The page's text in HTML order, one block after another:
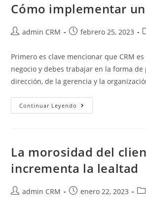
Cómo implementar un
admin CRM febrero 25, 2023
Primero es clave mencionar que CRM
negocio y debes trabajar en la forma de
dirección, de la gerencia y la
Continuar Leyendo
La morosidad del
incrementa la lealtad
admin CRM enero 22, 2023